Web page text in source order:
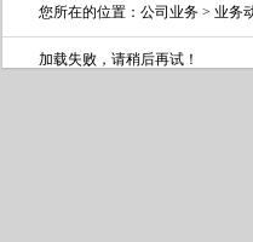
您所在的位置： 公司业务 > 业务
加载失败，请稍后再试！